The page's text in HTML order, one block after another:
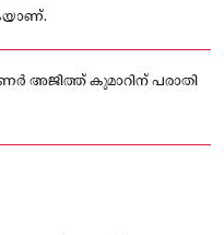
അജിത്ത് കുമാറിന് പരാതി